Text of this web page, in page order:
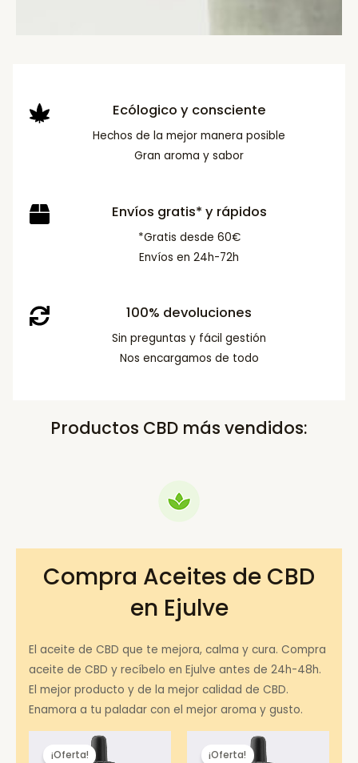
Ecólogico y consciente
Hechos de la mejor manera posible
Gran aroma y sabor
Envíos gratis* y rápidos
*Gratis desde 60€
Envíos en 24h-72h
100% devoluciones
Sin preguntas y fácil gestión
Nos encargamos de todo
Productos CBD más vendidos:
Compra Aceites de CBD
en Ejulve
El aceite de CBD que te mejora, calma y cura. Compra
aceite de CBD y recíbelo en Ejulve antes de 24h-48h.
El mejor producto y de la mejor calidad de CBD.
Enamora a tu paladar con el mejor aroma y gusto.
¡Oferta! ¡Oferta!